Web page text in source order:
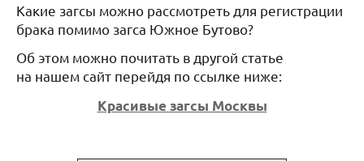
Какие загсы можно рассмотреть для регистрации
брака помимо загса Южное Бутово?
Об этом можно почитать в другой статье
на нашем сайт перейдя по ссылке ниже:
Красивые загсы Москвы